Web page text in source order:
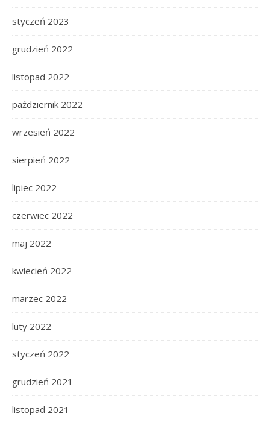
styczeń 2023
grudzień 2022
listopad 2022
październik 2022
wrzesień 2022
sierpień 2022
lipiec 2022
czerwiec 2022
maj 2022
kwiecień 2022
marzec 2022
luty 2022
styczeń 2022
grudzień 2021
listopad 2021